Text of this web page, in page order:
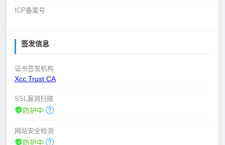
ICP备案号
签发信息
证书签发机构
Xcc Trust CA
SSL漏洞扫描
防护中
网站安全检测
防护中